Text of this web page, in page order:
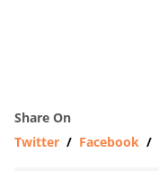
Share On
Twitter / Facebook /